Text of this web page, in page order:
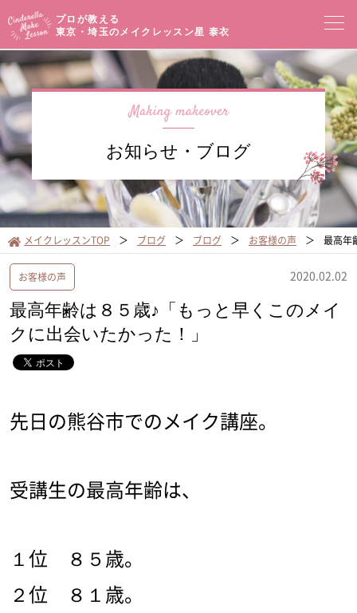
プロが教える
東京・埼玉のメイクレッスン星 泰衣
コンセプト
メイクレッスン一覧 イベントセミナー
プロフィール メイクブログ
お客様の声 サロンアクセス
オンラインショップ
お知らせ・ブログ
メイクレッスンTOP ブログ ブログ お客様の声 最高年
お客様の声 2020.02.02
最高年齢は８５歳♪「もっと早くこのメイ
クに出会いたかった！」
先日の熊谷市でのメイク講座。
受講生の最高年齢は、
１位 ８５歳。
２位 ８１歳。